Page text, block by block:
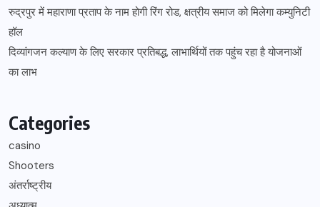
रुद्रपुर में महाराणा प्रताप के नाम होगी रिंग रोड, क्षत्रीय समाज को मिलेगा कम्युनिटी
हॉल
दिव्यांगजन कल्याण के लिए सरकार प्रतिबद्ध, लाभार्थियों तक पहुंच रहा है योजनाओं
का लाभ
Categories
casino
Shooters
अंतर्राष्ट्रीय